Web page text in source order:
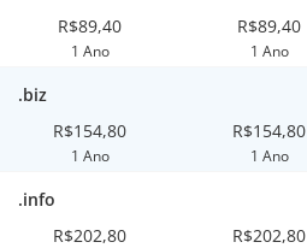
R$89,40
1 Ano
R$89,40
1 Ano
.biz
R$154,80
1 Ano
R$154,80
1 Ano
.info
R$202,80
R$202,80